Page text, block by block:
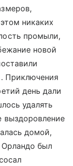
никаких
промыли,
новой
Приключения
день дали
удалять
выздоровление
домой,
Орландо был